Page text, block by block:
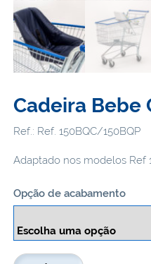
Cadeira Bebe
Ref.: Ref. 150BQC/150BQP
Adaptado nos modelos Ref
Opção de acabamento
Cadeira